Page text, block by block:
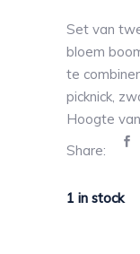
Set van
bloem
te
picknick,
Hoogte
Share:
1 in stock